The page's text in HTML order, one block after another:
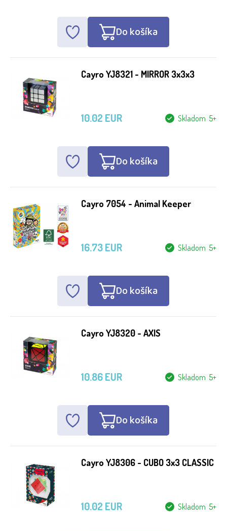
Do košíka
Cayro YJ8321 - MIRROR 3x3x3
Skladom 5+
10.02 EUR
Do košíka
Cayro 7054 - Animal Keeper
Skladom 5+
16.73 EUR
Do košíka
Cayro YJ8320 - AXIS
Skladom 5+
10.86 EUR
Do košíka
Cayro YJ8306 - CUBO 3x3 CLASSIC
Skladom 5+
10.02 EUR